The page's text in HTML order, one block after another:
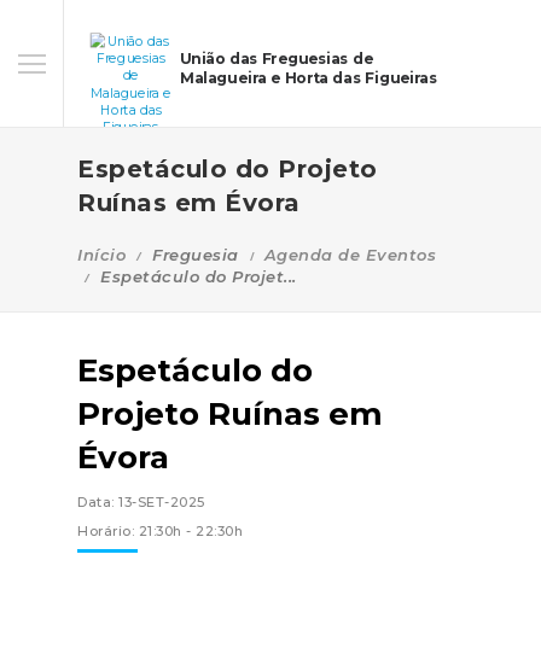
União das Freguesias de
Malagueira e Horta das Figueiras
Espetáculo do Projeto
Ruínas em Évora
Início Freguesia
Agenda de Eventos
Espetáculo do Projet...
Espetáculo do
Projeto Ruínas em
Évora
Data: 13-SET-2025
Horário: 21:30h - 22:30h